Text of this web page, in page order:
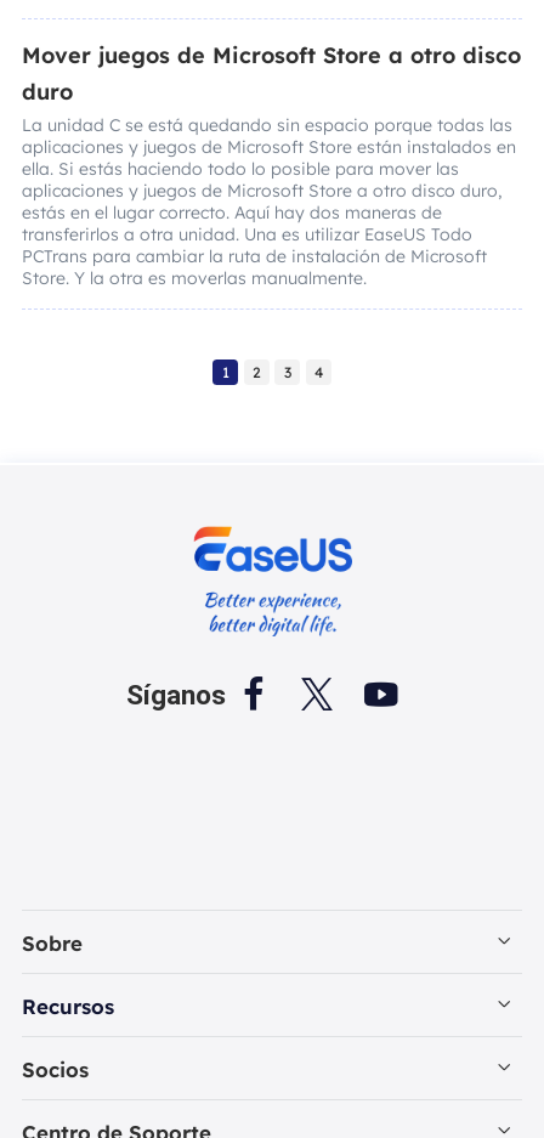
Mover juegos de Microsoft Store a otro disco
duro
La unidad C se está quedando sin espacio porque todas las
aplicaciones y juegos de Microsoft Store están instalados en
ella. Si estás haciendo todo lo posible para mover las
aplicaciones y juegos de Microsoft Store a otro disco duro,
estás en el lugar correcto. Aquí hay dos maneras de
transferirlos a otra unidad. Una es utilizar EaseUS Todo
PCTrans para cambiar la ruta de instalación de Microsoft
Store. Y la otra es moverlas manualmente.
1 2 3 4
Síganos   
Sobre
Empresa
Recursos
Recuperación de Datos PC
Socios
Revendedores
Centro de Soporte